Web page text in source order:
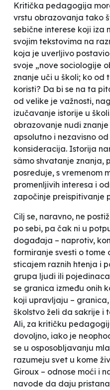
Kritička pedagogija
vrstu obrazovanja tako
sebične interese koji iza
svojim tekstovima na
koja je uverljivo
svoje „nove sociologije
znanje uči u školi; ko od
koristi? Da bi se na ta
od velike je važnosti,
izučavanje istorije u
obrazovanje nudi
apsolutno i nezavisno
konsideracija. Istorija
sâmo shvatanje znanja,
posreduje, s vremenom
promenljivih interesa i
započinje preispitivanje
Cilj se, naravno, ne
po sebi, pa čak ni u
događaja – naprotiv,
formiranje svesti o tome
sticajem raznih htenja i
grupa ljudi ili
se granica između onih
koji upravljaju –
školstvo želi da sakrije i
Ali, za kritičku
dovoljno, iako je
se u osposobljavanju
razumeju svet u kome
Giroux – odnose moći i
navode da daju